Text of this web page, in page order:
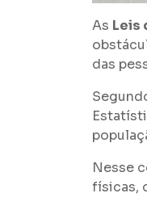
As Leis
das
Nesse
físicas,